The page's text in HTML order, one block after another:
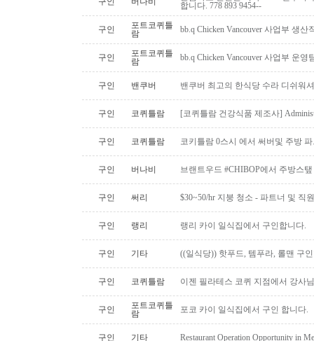
합니다. 778 893 9454--
구인
포트코퀴틀
람
bb.q Chicken Vancouver 사업부 생
구인
포트코퀴틀
람
bb.q Chicken Vancouver 사업부 운
구인 밴쿠버 밴쿠버 최고의 한식당 수라 디쉬워
구인 코퀴틀람 [코퀴틀람 건강식품 제조사]
구인 코퀴틀람 코키틀람 0스시 에서 써버및 주방
구인 버나비 브랜트우드 #CHIBOP에서 주방스
구인 써리 $30~50/hr 지붕 청소 - 파트너 및 직
구인 랭리 랭리 카이 일식집에서 구인합니다.
구인 기타 ((일식당)) 핫푸드, 템푸라, 롤맨 구
구인 코퀴틀람 이젠 필라테스 코퀴 지점에서 강사
구인
포트코퀴틀
람
포코 카이 일식집에서 구인 합니다.
구인 기타 Restaurant Operation Opportunity in